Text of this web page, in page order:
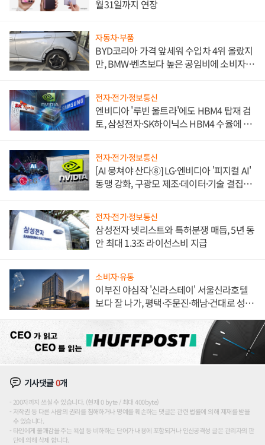
월31일까지 연장
자동차·부품
BYD코리아 가격 앞세워 수입차 4위 올랐지
만, BMW·벤츠보다 높은 공임비에 소비자
전자·전기·정보통신
엔비디아 '루빈 울트라'에도 HBM4 탑재 검
토, 삼성전자·SK하이닉스 HBM4 수율에 주
전자·전기·정보통신
[AI 뭉쳐야 산다⑧] LG·엔비디아 '피지컬 AI'
동맹 강화, 구광모 제조·데이터·기술 결집
전자·전기·정보통신
삼성전자 넷리스트와 특허분쟁 매듭, 5년 동
안 최대 1.3조 라이선스비 지급
소비자·유통
이부진 야심작 '신라스테이' 서울신라호텔
보다 잘 나가, 평택·주문진·해남·건대로 성
기사댓글0개
200자까지 쓰실 수 있습니다. (현재 0 byte / 최대 400byte)
저작권 등 다른 사람의 권리를 침해하거나 명예를 훼손하는 댓글은 관련 법률에 의해 제재를 받을
수 있습니다.
타인에게 불쾌감을 주는 욕설 등 비하하는 단어가 내용에 포함되거나 인신공격성 글은 관리자의 판
단에 의해 삭제 합니다.